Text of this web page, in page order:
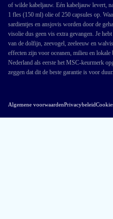
of wilde kabeljauw. Eén kabeljauw levert,
1 fles (150 ml) olie of 250 capsules op.
sardientjes en ansjovis worden door de
visolie dus geen vis extra gevangen. Je
van de dolfijn, zeevogel, zeeleeuw en
effecten zijn voor oceanen, milieu en
Nederland als eerste het MSC-keurmerk
zeggen dat dit de beste garantie is voor
Algemene voorwaardenPrivacybeleid